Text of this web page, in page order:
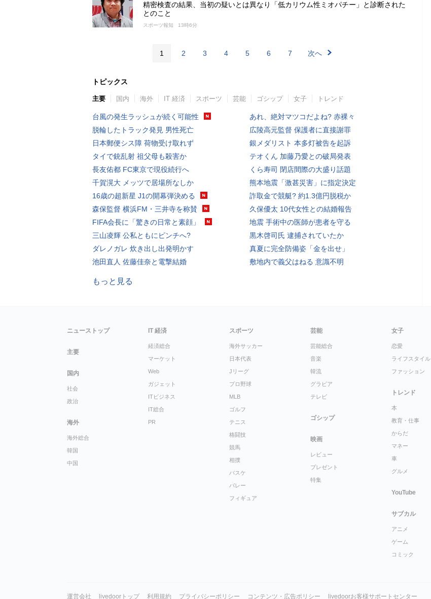
精密検査の結果、当初の疑いとは異なり「低カリウム性ミオパチー」と診断された
とのこと
スポーツ報知 13時6分
1 2 3 4 5 6 7 次へ
トピックス
主要 国内 海外 IT 経済 スポーツ 芸能 ゴシップ 女子 トレンド
台風の発生ラッシュが続く可能性
脱輪したトラック発見 男性死亡
日本郵便シス障 荷物受け取れず
タイで銃乱射 祖父母も殺害か
長友佑都 FC東京で現役続行へ
千賀滉大 メッツで居場所なしか
16歳の超新星 J1の開幕弾決める
森保監督 横浜FM・三井寺を称賛
FIFA会長に「驚きの日常と素顔」
三山凌輝 公私ともにピンチへ?
ダレノガレ 炊き出し出発明かす
池田直人 佐藤佳奈と電撃結婚
あれ、絶対マツコだよね? 赤裸々
広陵高元監督 保護者に直接謝罪
銀メダリスト 本多灯被告を起訴
テオくん 加藤乃愛との破局発表
くら寿司 閉店間際の大盛り話題
熊本地震「激甚災害」に指定決定
詐取金で競艇? 約1.3億円脱税か
久保優太 10代女性との結婚報告
地震 手術中の医師が患者を守る
黒木啓司氏 逮捕されていたか
真夏に完全防備姿「金を出せ」
敷地内で義父はねる 意識不明
もっと見る
ニューストップ
主要
国内
社会
政治
海外
海外総合
韓国
中国
IT 経済
経済総合
マーケット
Web
ガジェット
ITビジネス
IT総合
PR
スポーツ
海外サッカー
日本代表
Jリーグ
プロ野球
MLB
ゴルフ
テニス
格闘技
競馬
相撲
バスケ
バレー
フィギュア
芸能
芸能総合
音楽
韓流
グラビア
テレビ
ゴシップ
映画
レビュー
プレゼント
特集
女子
恋愛
ライフスタイル
ファッション
トレンド
本
教育・仕事
からだ
マネー
車
グルメ
YouTube
サブカル
アニメ
ゲーム
コミック
運営会社 livedoorトップ 利用規約 プライバシーポリシー コンテンツ・広告ポリシー livedoorお客様サポートセンター